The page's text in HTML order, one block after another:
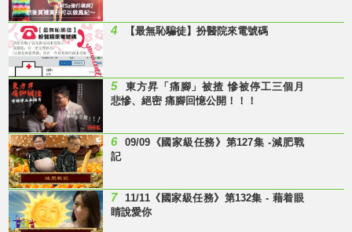
4 【最無恥騙徒】扮醫院來電號碼
5
東方昇「痛腳」被揸 慘被停工三個月
悲慘、絕密 痛腳回憶公開！！！
6
09/09《國家級任務》第127集 -減肥戰
記
7
11/11《國家級任務》第132集 - 藉着眼
睛說愛你